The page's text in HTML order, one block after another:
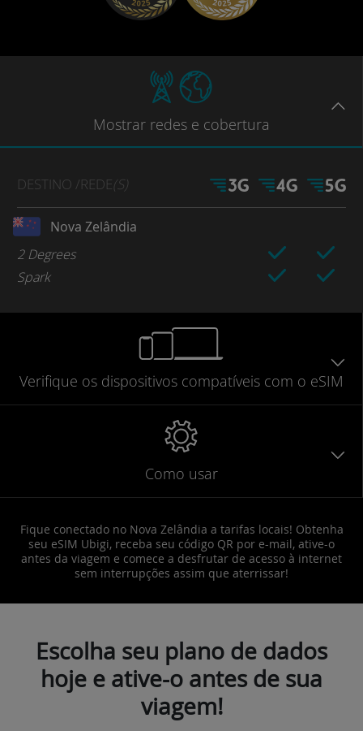
Mostrar redes e cobertura
DESTINO /REDE(S)
Nova Zelândia
2 Degrees
Spark
Verifique os dispositivos compatíveis com o eSIM
Como usar
Fique conectado no Nova Zelândia a tarifas locais! Obtenha
seu eSIM Ubigi, receba seu código QR por e-mail, ative-o
antes da viagem e comece a desfrutar de acesso à internet
sem interrupções assim que aterrissar!
Escolha seu plano de dados
hoje e ative-o antes de sua
viagem!